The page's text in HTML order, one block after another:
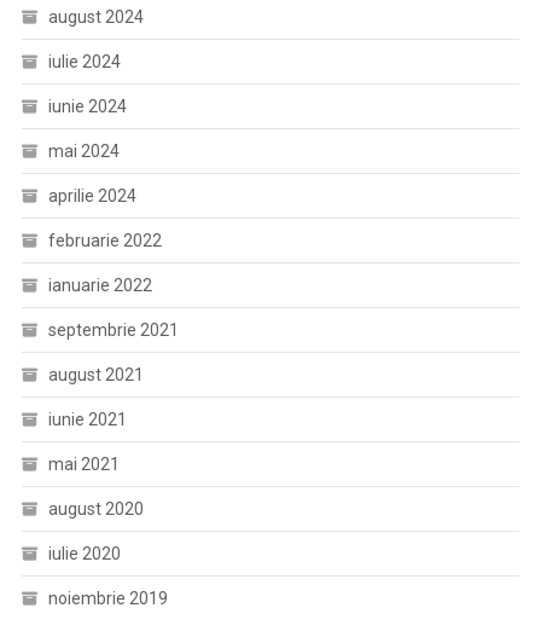
august 2024
iulie 2024
iunie 2024
mai 2024
aprilie 2024
februarie 2022
ianuarie 2022
septembrie 2021
august 2021
iunie 2021
mai 2021
august 2020
iulie 2020
noiembrie 2019